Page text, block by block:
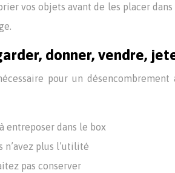
vos objets avant de les placer
donner, vendre,
pour un
entreposer dans le box
n’avez plus l’utilité
pas conserver